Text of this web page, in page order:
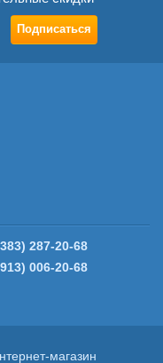
287-20-68
006-20-68
магазин